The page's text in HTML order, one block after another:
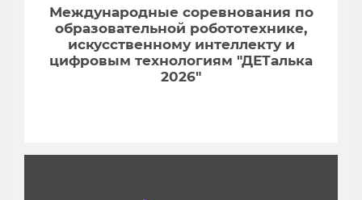
Международные соревнования по
образовательной робототехнике,
искусственному интеллекту и
цифровым технологиям "ДЕТалька
2026"